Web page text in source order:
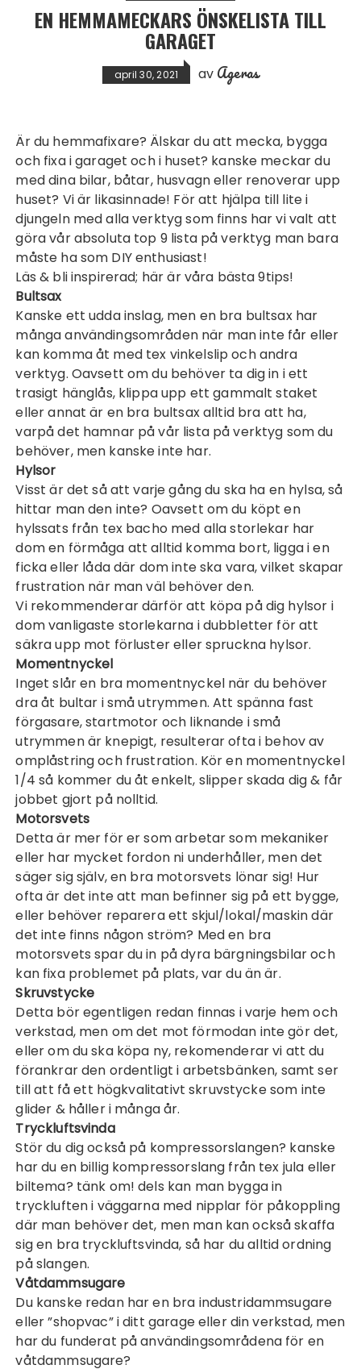
EN HEMMAMECKARS ÖNSKELISTA TILL
GARAGET
april 30, 2021 av Ageras
Är du hemmafixare? Älskar du att mecka, bygga
och fixa i garaget och i huset? kanske meckar du
med dina bilar, båtar, husvagn eller renoverar upp
huset? Vi är likasinnade! För att hjälpa till lite i
djungeln med alla verktyg som finns har vi valt att
göra vår absoluta top 9 lista på verktyg man bara
måste ha som DIY enthusiast!
Läs & bli inspirerad; här är våra bästa 9tips!
Bultsax
Kanske ett udda inslag, men en bra bultsax har
många användingsområden när man inte får eller
kan komma åt med tex vinkelslip och andra
verktyg. Oavsett om du behöver ta dig in i ett
trasigt hänglås, klippa upp ett gammalt staket
eller annat är en bra bultsaxalltid bra att ha,
varpå det hamnar på vår lista på verktyg som du
behöver, men kanske inte har.
Hylsor
Visst är det så att varje gång du ska ha en hylsa, så
hittar man den inte? Oavsett om du köpt en
hylssats från tex bacho med alla storlekar har
dom en förmåga att alltid komma bort, ligga i en
ficka eller låda där dom inte ska vara, vilket skapar
frustration när man väl behöver den.
Vi rekommenderar därför att köpa på dig hylsor i
dom vanligaste storlekarna i dubbletter för att
säkra upp mot förluster eller spruckna hylsor.
Momentnyckel
Inget slår en bra momentnyckel när du behöver
dra åt bultar i små utrymmen. Att spänna fast
förgasare, startmotor och liknande i små
utrymmen är knepigt, resulterar ofta i behov av
omplåstring och frustration. Kör en momentnyckel
1/4 så kommer du åt enkelt, slipper skada dig & får
jobbet gjort på nolltid.
Motorsvets
Detta är mer för er som arbetar som mekaniker
eller har mycket fordon ni underhåller, men det
säger sig själv, en bra motorsvets lönar sig! Hur
ofta är det inte att man befinner sig på ett bygge,
eller behöver reparera ett skjul/lokal/maskin där
det inte finns någon ström? Med en bra
motorsvets spar du in på dyra bärgningsbilar och
kan fixa problemet på plats, var du än är.
Skruvstycke
Detta bör egentligen redan finnas i varje hem och
verkstad, men om det mot förmodan inte gör det,
eller om du ska köpa ny, rekomenderar vi att du
förankrar den ordentligt i arbetsbänken, samt ser
till att få ett högkvalitativtskruvstyckesom inte
glider & håller i många år.
Tryckluftsvinda
Stör du dig också på kompressorslangen? kanske
har du en billig kompressorslang från tex jula eller
biltema? tänk om! dels kan man bygga in
tryckluften i väggarna med nipplar för påkoppling
där man behöver det, men man kan också skaffa
sig en bra tryckluftsvinda, så har du alltid ordning
på slangen.
Våtdammsugare
Du kanske redan har en bra industridammsugare
eller ”shopvac” i ditt garage eller din verkstad, men
har du funderat på användingsområdena för en
våtdammsugare?